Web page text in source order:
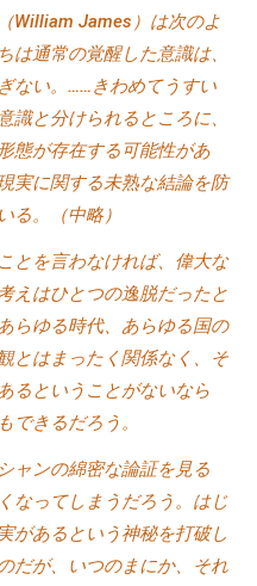
William James）は次のよ
は通常の覚醒した意識は、
ない。……きわめてうすい
識と分けられるところに、
態が存在する可能性があ
実に関する未熟な結論を防
る。（中略）
とを言わなければ、偉大な
えはひとつの逸脱だったと
らゆる時代、あらゆる国の
とはまったく関係なく、そ
るということがないなら
できるだろう。
ャンの綿密な論証を見る
なってしまうだろう。はじ
があるという神秘を打破し
だが、いつのまにか、それ